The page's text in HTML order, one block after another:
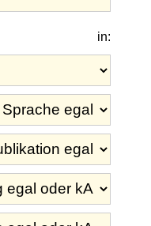
in: